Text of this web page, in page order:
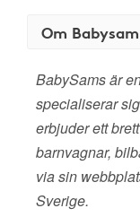
Om Babysam
​BabySams är
specialiserar
erbjuder ett
barnvagnar,
via sin
Sverige.